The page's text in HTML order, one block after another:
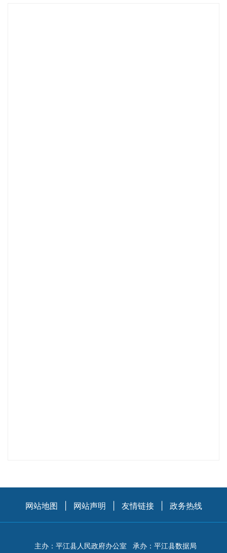
网站地图 网站声明 友情链接 政务热线
主办：平江县人民政府办公室 承办：平江县数据局